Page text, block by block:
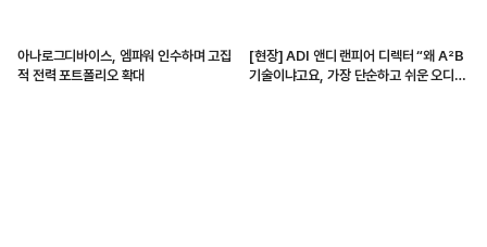
아나로그디바이스, 엠파워 인수하며 고집
적 전력 포트폴리오 확대
[현장] ADI 앤디 랜피어 디렉터 “왜 A²B
기술이냐고요, 가장 단순하고 쉬운 오디오